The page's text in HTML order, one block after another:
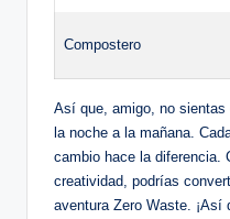
Compostero
Así que, amigo, no sientas
la noche a la mañana.
cambio hace la diferencia.
creatividad, podrías
aventura Zero Waste.